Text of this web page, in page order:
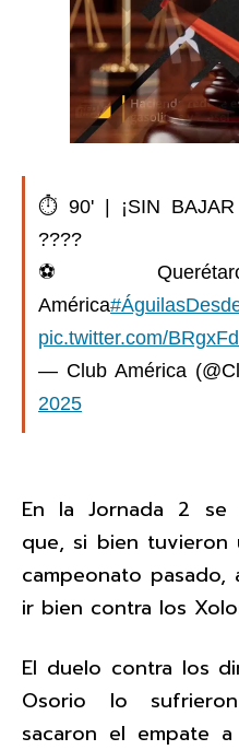
⏱️ 90' | ¡SIN BAJAR
????
⚽️
América
pic.twitter.com/
— Club América
2025
En la Jornada 2 se
que, si bien tuvieron
campeonato
ir bien contra los
El duelo contra los
Osorio lo
sacaron el empate